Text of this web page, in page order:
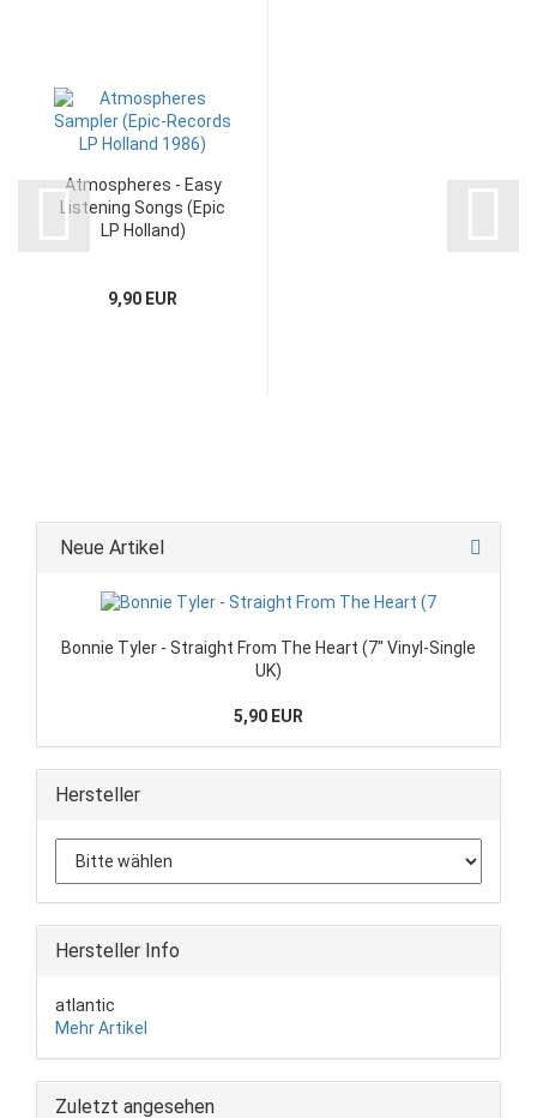
Atmospheres - Easy
Listening Songs (Epic
LP Holland)
9,90 EUR
Neue Artikel
Bonnie Tyler - Straight From The Heart (7" Vinyl-Single
UK)
5,90 EUR
Hersteller
Hersteller Info
atlantic
Mehr Artikel
Zuletzt angesehen